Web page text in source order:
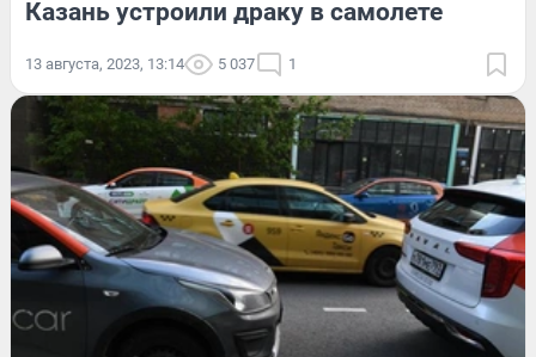
Казань устроили драку в самолете
13 августа, 2023, 13:14 5 037 1